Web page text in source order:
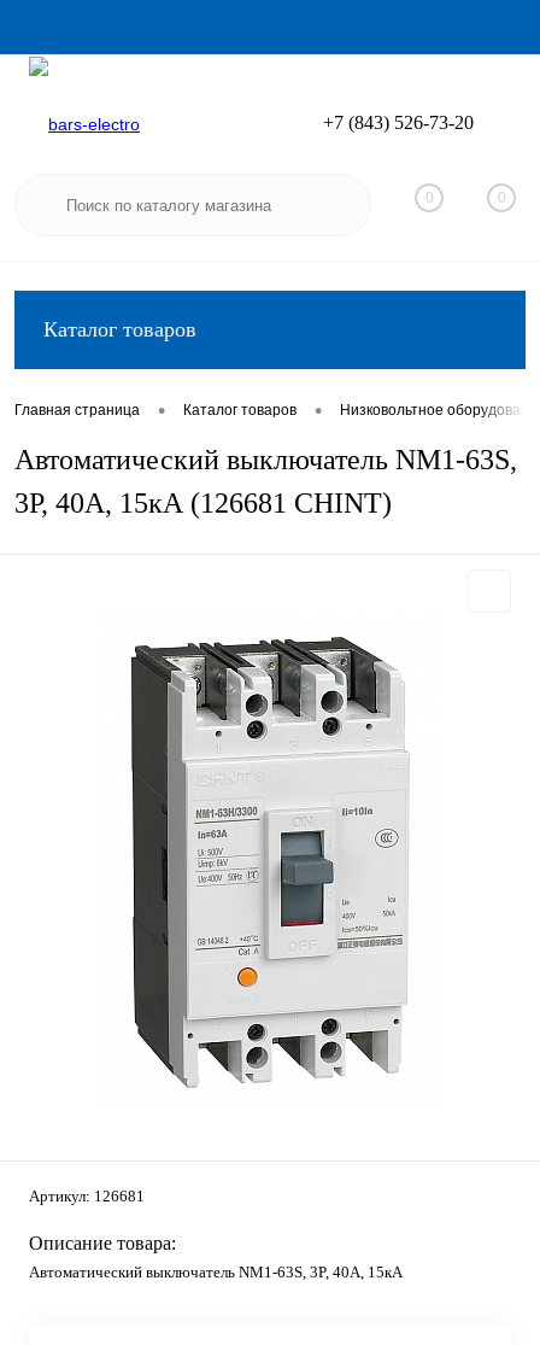
Вход
+7 (843) 526-73-20
0 0
Каталог товаров
Главная страница • Каталог товаров • Низковольтное
Автоматический выключатель NM1-63S,
3P, 40А, 15кА (126681 CHINT)
Артикул: 126681
Описание товара:
Автоматический выключатель NM1-63S, 3P, 40А, 15кА